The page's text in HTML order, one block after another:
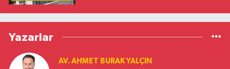
Yazarlar
AV. AHMET BURAK YALÇIN